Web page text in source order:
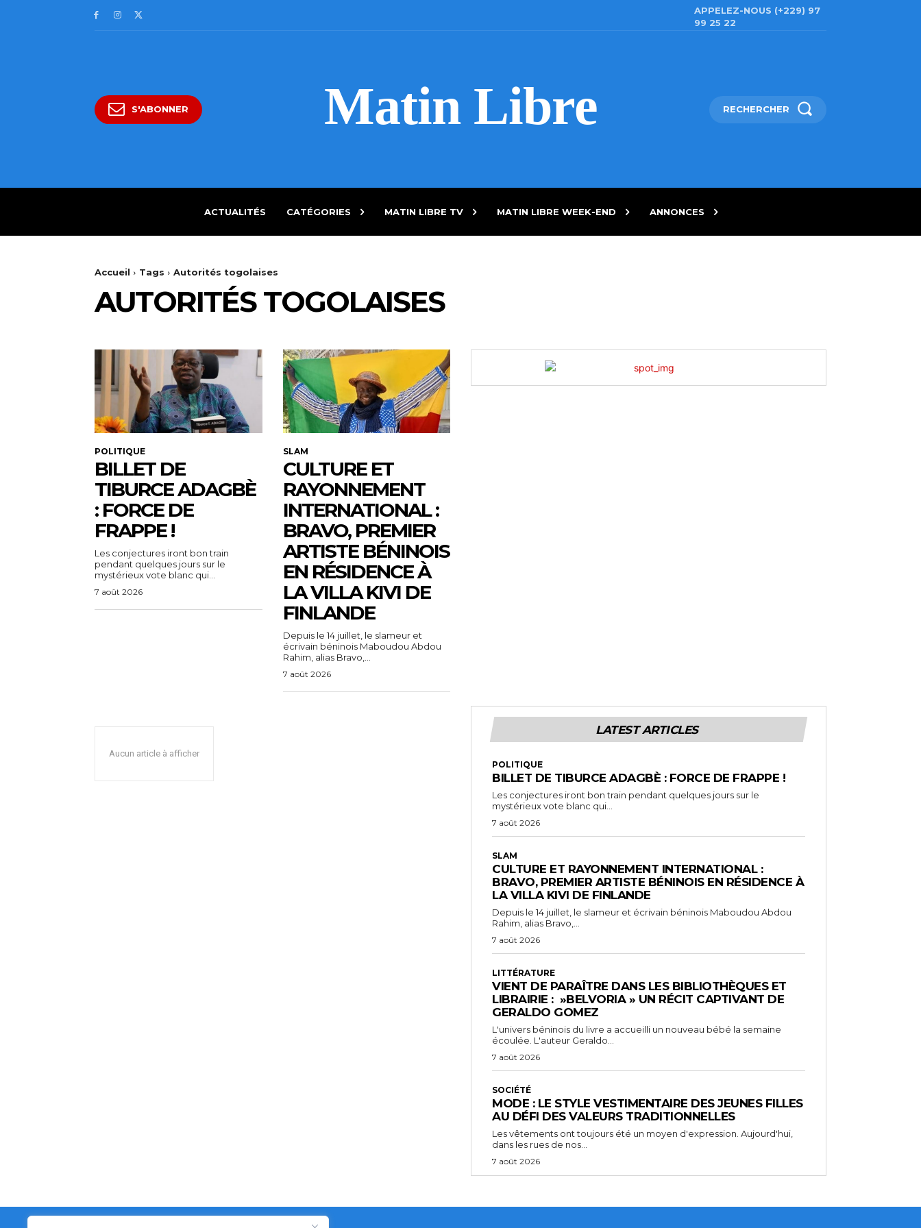
APPELEZ-NOUS (+229) 97
99 25 22
S'ABONNER Matin Libre RECHERCHER
ACTUALITÉS CATÉGORIES MATIN LIBRE TV MATIN LIBRE WEEK-END ANNONCES
Accueil Tags Autorités togolaises
AUTORITÉS TOGOLAISES
POLITIQUE
BILLET DE
TIBURCE ADAGBÈ
: FORCE DE
FRAPPE !
Les conjectures iront bon train
pendant quelques jours sur le
mystérieux vote blanc qui...
7 août 2026
SLAM
CULTURE ET
RAYONNEMENT
INTERNATIONAL :
BRAVO, PREMIER
ARTISTE BÉNINOIS
EN RÉSIDENCE À
LA VILLA KIVI DE
FINLANDE
Depuis le 14 juillet, le slameur et
écrivain béninois Maboudou Abdou
Rahim, alias Bravo,...
7 août 2026
Aucun article à afficher
LATEST ARTICLES
POLITIQUE
BILLET DE TIBURCE ADAGBÈ : FORCE DE FRAPPE !
Les conjectures iront bon train pendant quelques jours sur le
mystérieux vote blanc qui...
7 août 2026
SLAM
CULTURE ET RAYONNEMENT INTERNATIONAL :
BRAVO, PREMIER ARTISTE BÉNINOIS EN RÉSIDENCE À
LA VILLA KIVI DE FINLANDE
Depuis le 14 juillet, le slameur et écrivain béninois Maboudou Abdou
Rahim, alias Bravo,...
7 août 2026
LITTÉRATURE
VIENT DE PARAÎTRE DANS LES BIBLIOTHÈQUES ET
LIBRAIRIE : »BELVORIA » UN RÉCIT CAPTIVANT DE
GERALDO GOMEZ
L'univers béninois du livre a accueilli un nouveau bébé la semaine
écoulée. L'auteur Geraldo...
7 août 2026
SOCIÉTÉ
MODE : LE STYLE VESTIMENTAIRE DES JEUNES FILLES
AU DÉFI DES VALEURS TRADITIONNELLES
Les vêtements ont toujours été un moyen d'expression. Aujourd'hui,
dans les rues de nos...
7 août 2026